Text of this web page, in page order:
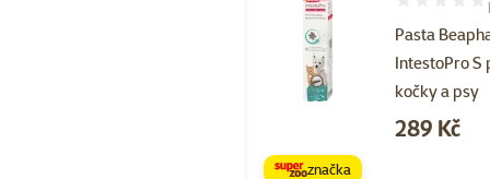
Pasta
IntestoPro S
kočky a psy
Hodnocení
Cena
289 Kč
značka